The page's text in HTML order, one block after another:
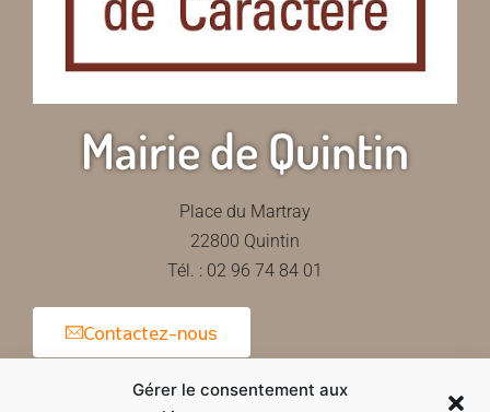
Gérer le consentement aux
Mairie de Quintin
Place du Martray
22800 Quintin
Tél. : 02 96 74 84 01
Contactez-nous